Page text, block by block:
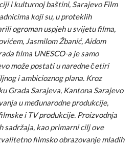
i kulturnoj baštini, Sarajevo Film
koji su, u proteklih
ogroman uspjeh u svijetu filma,
Jasmilom Žbanić, Aidom
filma UNESCO-a je samo
može postati u naredne četiri
i ambicioznog plana. Kroz
Grada Sarajeva, Kantona Sarajevo
u međunarodne produkcije,
i TV produkcije. Proizvodnja
kao primarni cilj ove
filmsko obrazovanje mladih